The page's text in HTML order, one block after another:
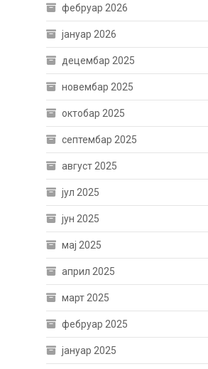
фебруар 2026
јануар 2026
децембар 2025
новембар 2025
октобар 2025
септембар 2025
август 2025
јул 2025
јун 2025
мај 2025
април 2025
март 2025
фебруар 2025
јануар 2025